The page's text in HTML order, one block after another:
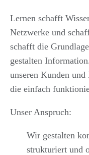
Lernen schafft
Netzwerke und
schafft die
gestalten
unseren Kunden und
die einfach
Unser Anspruch:
Wir gestalten
strukturiert und